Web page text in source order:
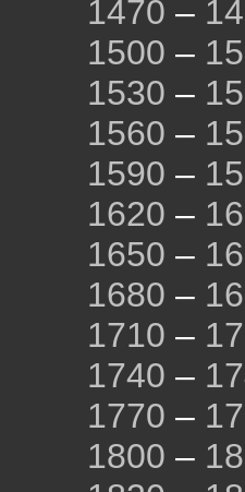
1470 –
1500 –
1530 –
1560 –
1590 –
1620 –
1650 –
1680 –
1710 –
1740 –
1770 –
1800 –